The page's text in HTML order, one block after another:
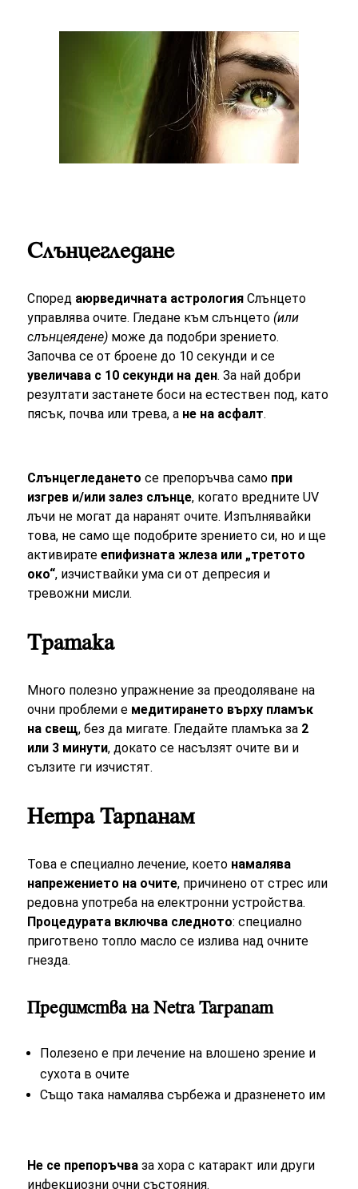
Слънцегледане
Според аюрведичната астрология Слънцето
управлява очите. Гледане към слънцето (или
слънцеядене) може да подобри зрението.
Започва се от броене до 10 секунди и се
увеличава с 10 секунди на ден. За най добри
резултати застанете боси на естествен под, като
пясък, почва или трева, а не на асфалт.
Слънцегледането се препоръчва само при
изгрев и/или залез слънце, когато вредните UV
лъчи не могат да наранят очите. Изпълнявайки
това, не само ще подобрите зрението си, но и ще
активиратеепифизната жлеза или „третото
око“, изчиствайки ума си от депресия и
тревожни мисли.
Тратака
Много полезно упражнение за преодоляване на
очни проблеми е медитирането върху пламък
на свещ, без да мигате. Гледайте пламъка за 2
или 3 минути, докато се насълзят очите ви и
сълзите ги изчистят.
Нетра Тарпанам
Това е специално лечение, което намалява
напрежението на очите, причинено от стрес или
редовна употреба на електронни устройства.
Процедурата включва следното: специално
приготвено топло масло се излива над очните
гнезда.
Предимства на Netra Tarpanam
Полезено е при лечение на влошено зрение и
сухота в очите
Също така намалява сърбежа и дразненето им
Не се препоръчва за хора с катаракт или други
инфекциозни очни състояния.